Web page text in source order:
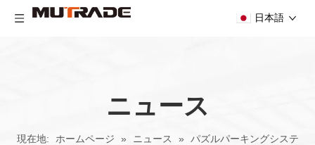
日本語
ニュース
現在地: ホームページ » ニュース » パズルパーキングシステ